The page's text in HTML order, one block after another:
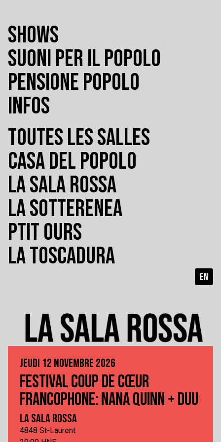
SHOWS
SUONI PER IL POPOLO
PENSIONE POPOLO
INFOS
TOUTES LES SALLES
CASA DEL POPOLO
LA SALA ROSSA
LA SOTTERENEA
PTIT OURS
LA TOSCADURA
EN
JEUDI 12 NOVEMBRE 2026
FESTIVAL COUP DE CŒUR
FRANCOPHONE: NANA QUINN + DUU
LA SALA ROSSA
4848 St-Laurent